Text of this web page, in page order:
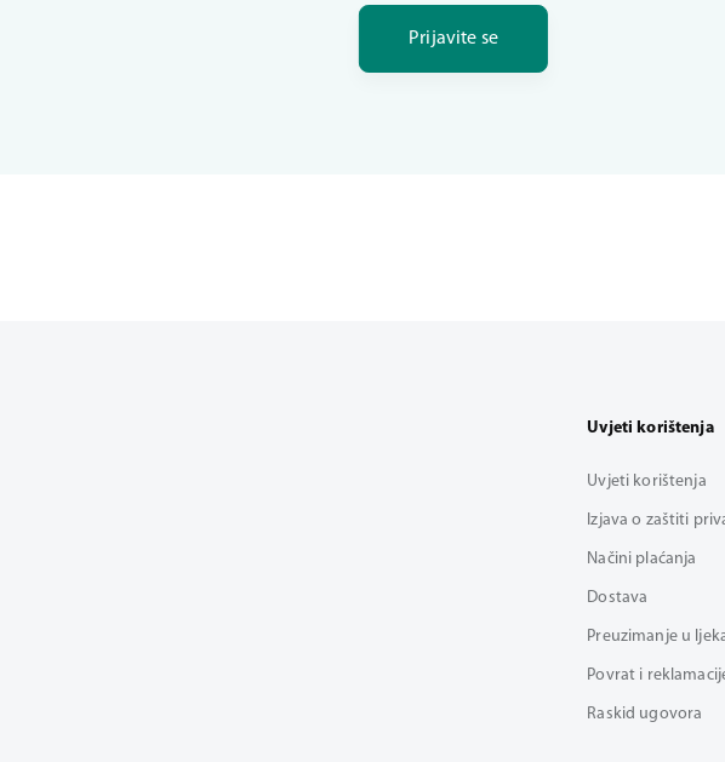
Prijavite se
Uvjeti korištenja
Uvjeti korištenja
Izjava o zaštiti
Načini plaćanja
Dostava
Preuzimanje u
Povrat i
Raskid ugovora